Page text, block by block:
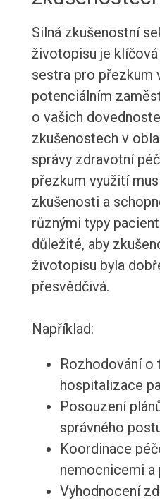
Silná zkušenostní
životopisu je
sestra pro přezkum
potenciálním
o vašich
zkušenostech v
správy zdravotní
přezkum využití
zkušenosti a
různými typy
důležité, aby
životopisu byla
přesvědčivá.
Například:
Rozhodování o
hospitalizace
Posouzení
správného
Koordinace
nemocnicemi
Vyhodnocení